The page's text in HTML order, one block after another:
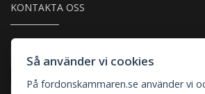
KONTAKTA OSS
Arlandastad (Motortown)
Tel: 08 - 655 09 00
Så använder vi cookies
På fordonskammaren.se använder vi